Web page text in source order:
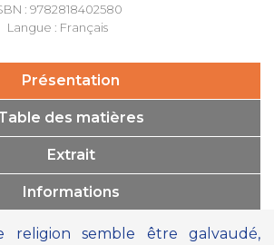
: 9782818402580
Langue : Français
Présentation
des matières
Extrait
Informations
semble être galvaudé,